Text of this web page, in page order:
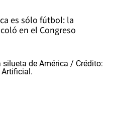
es sólo fútbol: la
en el Congreso